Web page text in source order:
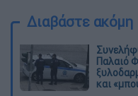
Διαβάστε ακόμη
Παλαιό
και